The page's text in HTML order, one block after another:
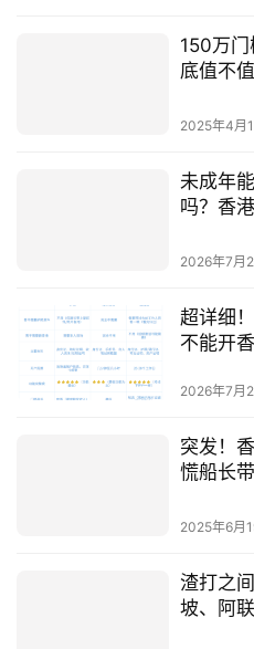
150万门
底值不
2025年4月
未成年
吗？香
2026年7月
超详细
不能开
比图）
2026年7月
突发！
慌船长
2025年6月
渣打之
坡、阿